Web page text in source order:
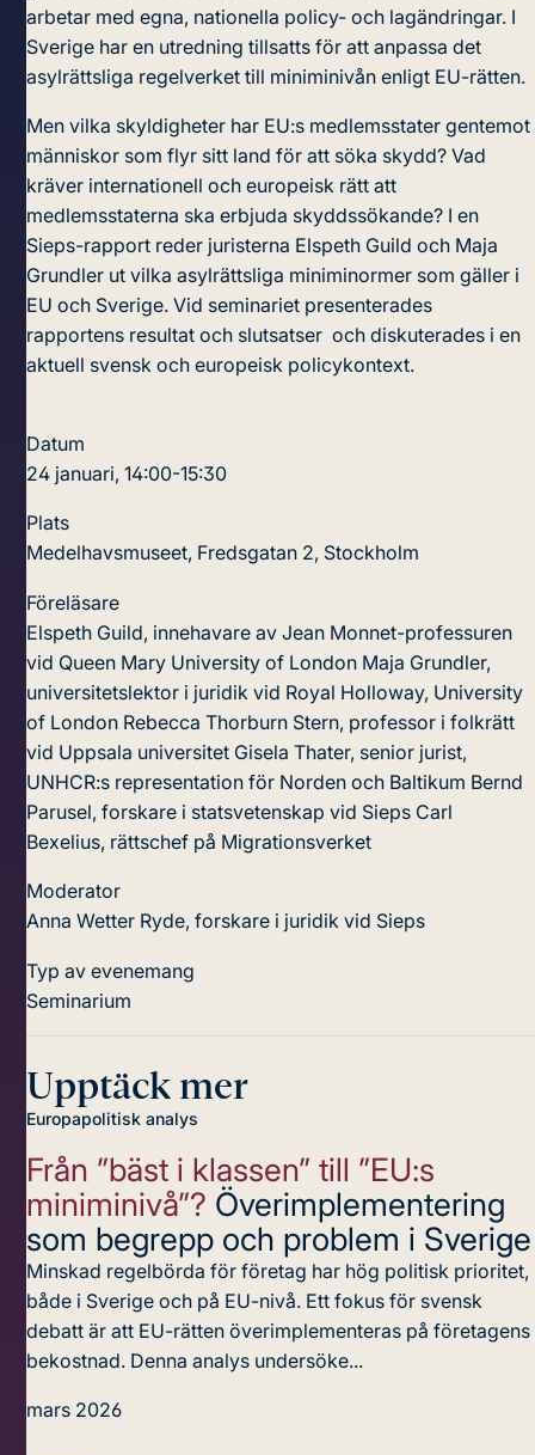
arbetar med egna, nationella policy- och lagändringar. I
Sverige har en utredning tillsatts för att anpassa det
asylrättsliga regelverket till miniminivån enligt EU-rätten.
Men vilka skyldigheter har EU:s medlemsstater gentemot
människor som flyr sitt land för att söka skydd? Vad
kräver internationell och europeisk rätt att
medlemsstaterna ska erbjuda skyddssökande? I en
Sieps-rapport reder juristerna Elspeth Guild och Maja
Grundler ut vilka asylrättsliga miniminormer som gäller i
EU och Sverige. Vid seminariet presenterades
rapportens resultat och slutsatser och diskuterades i en
aktuell svensk och europeisk policykontext.
Datum
24 januari, 14:00-15:30
Plats
Medelhavsmuseet, Fredsgatan 2, Stockholm
Föreläsare
Elspeth Guild, innehavare av Jean Monnet-professuren
vid Queen Mary University of London Maja Grundler,
universitetslektor i juridik vid Royal Holloway, University
of London Rebecca Thorburn Stern, professor i folkrätt
vid Uppsala universitet Gisela Thater, senior jurist,
UNHCR:s representation för Norden och Baltikum Bernd
Parusel, forskare i statsvetenskap vid Sieps Carl
Bexelius, rättschef på Migrationsverket
Moderator
Anna Wetter Ryde, forskare i juridik vid Sieps
Typ av evenemang
Seminarium
Upptäck mer
Europapolitisk analys
Från ”bäst i klassen” till ”EU:s
miniminivå”? Överimplementering
som begrepp och problem i Sverige
Minskad regelbörda för företag har hög politisk prioritet,
både i Sverige och på EU-nivå. Ett fokus för svensk
debatt är att EU-rätten överimplementeras på företagens
bekostnad. Denna analys undersöke...
mars 2026